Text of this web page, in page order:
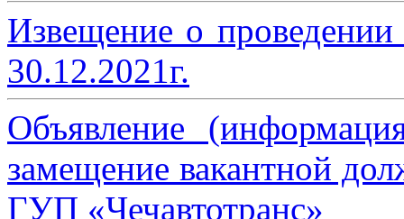
Извещение о
30.12.2021г.
Объявление
замещение вакантной
ГУП «Чечавтотранс»